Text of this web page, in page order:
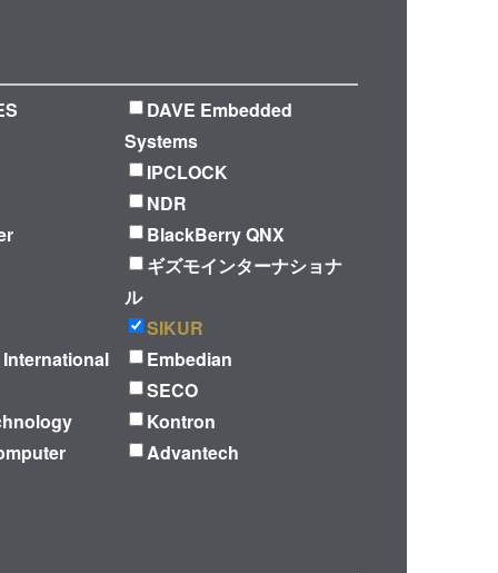
DAVE Embedded
Systems
IPCLOCK
NDR
BlackBerry QNX
ギズモインターナショナ
ル
SIKUR
Embedian
SECO
Kontron
Advantech